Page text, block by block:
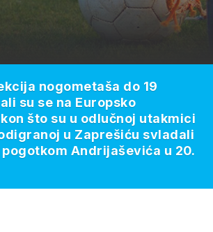
nogometaša do 19
su se na Europsko
što su u odlučnoj utakmici
u Zaprešiću svladali
pogotkom Andrijaševića u 20.